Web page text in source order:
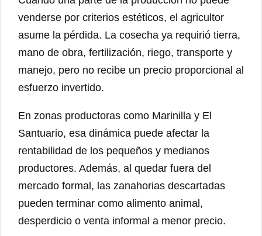
venderse por criterios estéticos, el agricultor
asume la pérdida. La cosecha ya requirió tierra,
mano de obra, fertilización, riego, transporte y
manejo, pero no recibe un precio proporcional al
esfuerzo invertido.
En zonas productoras como Marinilla y El
Santuario, esa dinámica puede afectar la
rentabilidad de los pequeños y medianos
productores. Además, al quedar fuera del
mercado formal, las zanahorias descartadas
pueden terminar como alimento animal,
desperdicio o venta informal a menor precio.